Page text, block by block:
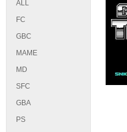
ALL
FC
GBC
MAME
MD
SFC
GBA
PS